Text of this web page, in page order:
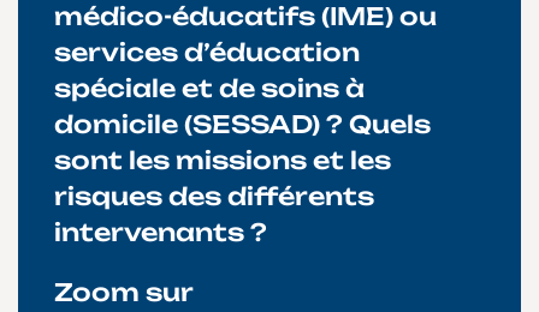
médico-éducatifs (IME) ou
services d’éducation
spéciale et de soins à
domicile (SESSAD) ? Quels
sont les missions et les
risques des différents
intervenants ?
Zoom sur